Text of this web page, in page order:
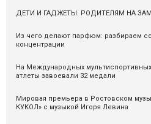
ДЕТИ И ГАДЖЕТЫ. РОДИТЕЛЯМ НА
Из чего делают парфюм: разбираем
концентрации
На Международных
атлеты завоевали 32 медали
Мировая премьера в Ростовском
КУКОЛ» с музыкой Игоря Левина